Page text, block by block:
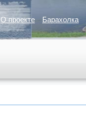
О проекте Барахолка